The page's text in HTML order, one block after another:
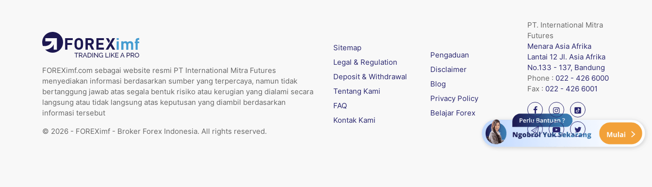
FOREXimf.com sebagai website resmi PT International Mitra Futures
menyediakan informasi berdasarkan sumber yang terpercaya, namun tidak
bertanggung jawab atas segala bentuk risiko atau kerugian yang dialami secara
langsung atau tidak langsung atas keputusan yang diambil berdasarkan
informasi tersebut
© 2026 - FOREXimf - Broker Forex Indonesia. All rights reserved.
Sitemap
Legal & Regulation
Deposit & Withdrawal
Tentang Kami
FAQ
Kontak Kami
Pengaduan
Disclaimer
Blog
Privacy Policy
Belajar Forex
PT. International Mitra
Futures
Menara Asia Afrika
Lantai 12 Jl. Asia Afrika
No.133 - 137, Bandung
Phone : 022 - 426 6000
Fax : 022 - 426 6001